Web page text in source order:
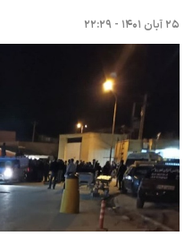
۲۵ آبان ۱۴۰۱ - ۲۲:۲۹